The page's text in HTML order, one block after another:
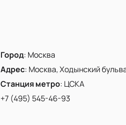
Город: Москва
Адрес: Москва, Ходынский
Станция метро: ЦСКА
+7 (495) 545-46-93